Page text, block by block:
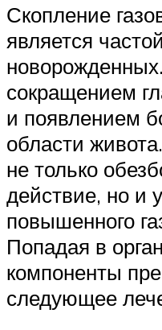
Скопление
является
сокращением
и появлением
области
не только
действие, но и
повышенного
Попадая в
компоненты
следующее